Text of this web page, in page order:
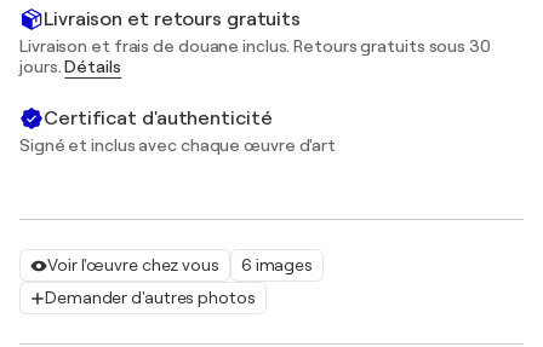
Voir l'œuvre chez vous
6 images
Demander d'autres photos
Livraison et retours gratuits
Livraison et frais de douane inclus. Retours gratuits sous 30
jours.Détails
Certificat d'authenticité
Signé et inclus avec chaque œuvre d'art